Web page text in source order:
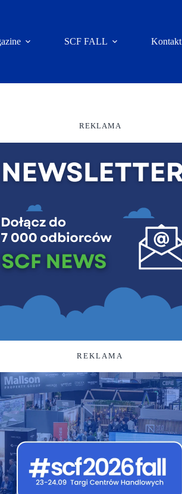
SCF FALL Kontakt
REKLAMA
REKLAMA